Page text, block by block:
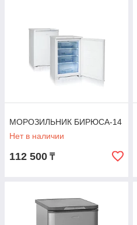
МОРОЗИЛЬНИК БИРЮСА-14
Нет в наличии
112 500 ₸